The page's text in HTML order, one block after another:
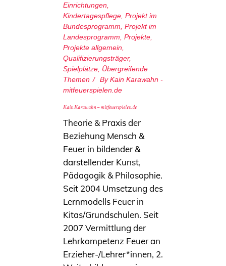
Einrichtungen
Kindertagespflege Projekt im
Bundesprogramm Projekt im
Landesprogramm Projekte
Projekte allgemein
Qualifizierungsträger,
Spielplätze Übergreifende
Themen
By Kain Karawahn -
mitfeuerspielen.de
Kain Karawahn – mitfeuerspielen.de
Theorie & Praxis der
Beziehung Mensch &
Feuer in bildender &
darstellender Kunst,
Pädagogik & Philosophie.
Seit 2004 Umsetzung des
Lernmodells Feuer in
Kitas/Grundschulen. Seit
2007 Vermittlung der
Lehrkompetenz Feuer an
Erzieher-/Lehrer*innen, 2.